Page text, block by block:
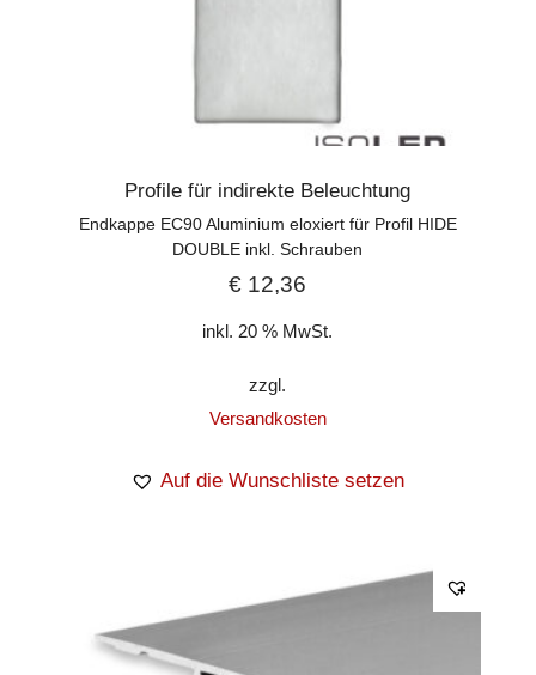
Profile für indirekte Beleuchtung
Endkappe EC90 Aluminium eloxiert für Profil HIDE
DOUBLE inkl. Schrauben
€ 12,36
inkl. 20 % MwSt.
zzgl.
Versandkosten
Auf die Wunschliste setzen